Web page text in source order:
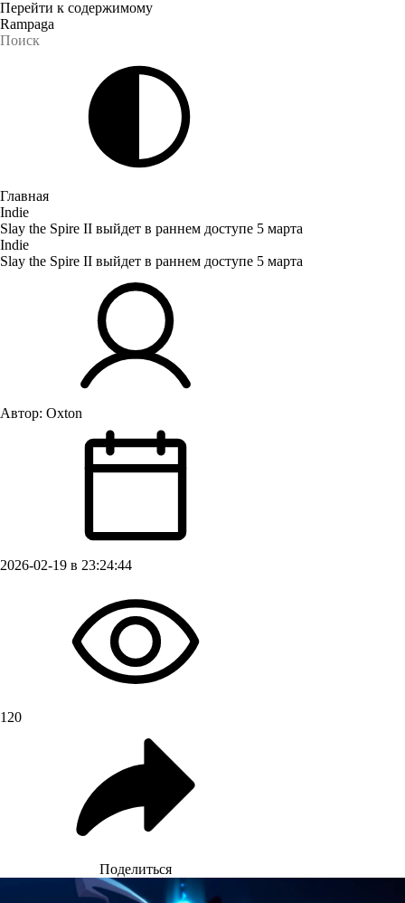
Перейти к содержимому
Rampaga
Главная
Indie
Slay the Spire II выйдет в раннем доступе 5 марта
Indie
Slay the Spire II выйдет в раннем доступе 5 марта
Автор: Oxton
2026-02-19 в 23:24:44
120
Поделиться